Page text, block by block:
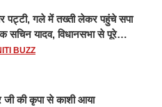
पट्टी, गले में तख्ती लेकर पहुंचे सपा
सचिन यादव, विधानसभा से पूरे
सत्र के लिए किया गया निलंबित
BUZZ
जी की कृपा से काशी आया